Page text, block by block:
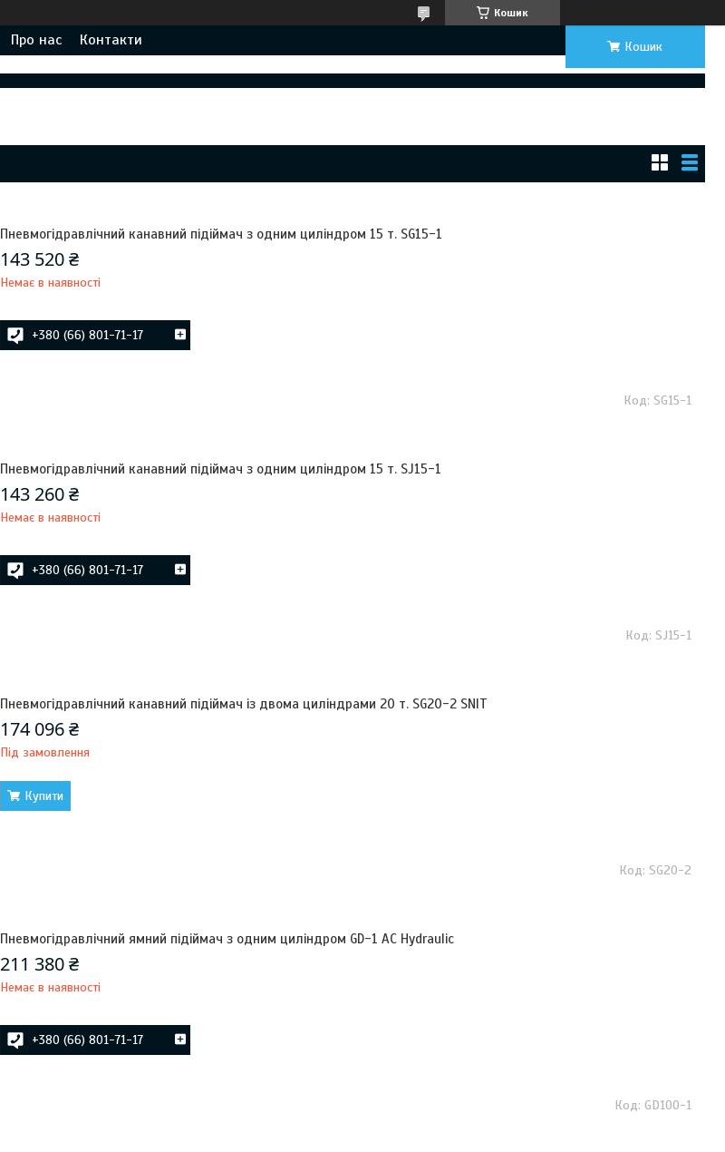
Кошик
Про нас Контакти Кошик
Пневмогідравлічний канавний підіймач з одним циліндром 15 т. SG15-1
143 520 ₴
Немає в наявності
+380 (66) 801-71-17
SG15-1
Пневмогідравлічний канавний підіймач з одним циліндром 15 т. SJ15-1
143 260 ₴
Немає в наявності
+380 (66) 801-71-17
SJ15-1
Пневмогідравлічний канавний підіймач із двома циліндрами 20 т. SG20-2 SNIT
174 096 ₴
Під замовлення
Купити
SG20-2
Пневмогідравлічний ямний підіймач з одним циліндром GD-1 AC Hydraulic
211 380 ₴
Немає в наявності
+380 (66) 801-71-17
GD100-1